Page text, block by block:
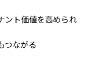
ント価値を高められ
つながる